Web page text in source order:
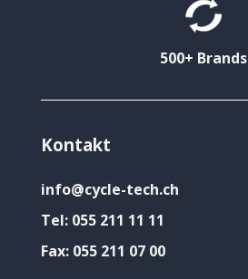
500+ Brands
Kontakt
info@cycle-tech.ch
Tel: 055 211 11 11
Fax: 055 211 07 00